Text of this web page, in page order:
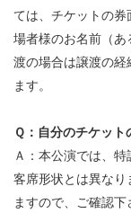
ては、チケットの
場者様のお名前（
渡の場合は譲渡の
ます。
Ｑ：自分のチケット
Ａ：本公演では、
客席形状とは異な
ますので、ご確認下